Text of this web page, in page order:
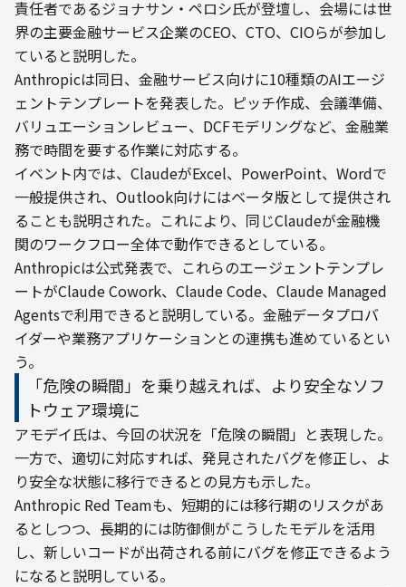
責任者であるジョナサン・ペロシ氏が登壇し、会場には世
界の主要金融サービス企業のCEO、CTO、CIOらが参加し
ていると説明した。
Anthropicは同日、金融サービス向けに10種類のAIエージ
ェントテンプレートを発表した。ピッチ作成、会議準備、
バリュエーションレビュー、DCFモデリングなど、金融業
務で時間を要する作業に対応する。
イベント内では、ClaudeがExcel、PowerPoint、Wordで
一般提供され、Outlook向けにはベータ版として提供され
ることも説明された。これにより、同じClaudeが金融機
関のワークフロー全体で動作できるとしている。
Anthropicは公式発表で、これらのエージェントテンプレ
ートがClaude Cowork、Claude Code、Claude Managed
Agentsで利用できると説明している。金融データプロバ
イダーや業務アプリケーションとの連携も進めているとい
う。
「危険の瞬間」を乗り越えれば、より安全なソフ
トウェア環境に
アモデイ氏は、今回の状況を「危険の瞬間」と表現した。
一方で、適切に対応すれば、発見されたバグを修正し、よ
り安全な状態に移行できるとの見方も示した。
Anthropic Red Teamも、短期的には移行期のリスクがあ
るとしつつ、長期的には防御側がこうしたモデルを活用
し、新しいコードが出荷される前にバグを修正できるよう
になると説明している。